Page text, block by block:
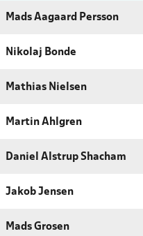
Mads Aagaard Persson
Nikolaj Bonde
Mathias Nielsen
Martin Ahlgren
Daniel Alstrup Shacham
Jakob Jensen
Mads Grosen